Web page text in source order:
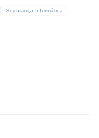
Segurança Informática